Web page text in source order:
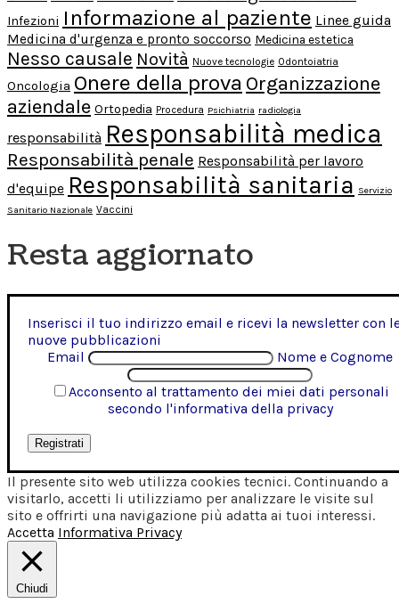
Infezioni Informazione al paziente Linee guida
Medicina d'urgenza e pronto soccorso Medicina estetica
Nesso causale Novità Nuove tecnologie Odontoiatria
Oncologia Onere della prova Organizzazione
aziendale Ortopedia Procedura Psichiatria radiologia
responsabilità Responsabilità medica
Responsabilità penale Responsabilità per lavoro
d'equipe Responsabilità sanitaria Servizio
Sanitario Nazionale Vaccini
Resta aggiornato
Inserisci il tuo indirizzo email e ricevi la newsletter con
nuove pubblicazioni
Email
Nome e Cognome
Acconsento al trattamento dei miei dati personali
secondo l'informativa della privacy
Il presente sito web utilizza cookies tecnici. Continuando a
visitarlo, accetti li utilizziamo per analizzare le visite sul
sito e offrirti una navigazione più adatta ai tuoi interessi.
Accetta Informativa Privacy
Chiudi